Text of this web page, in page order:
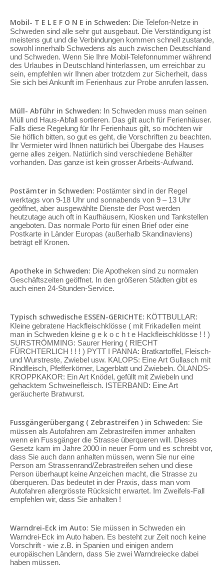
Mobil- T E L E F O N E in Schweden: Die Telefon-Netze in
Schweden sind alle sehr gut ausgebaut. Die Verständigung ist
meistens gut und die Verbindungen kommen schnell zustande,
sowohl innerhalb Schwedens als auch zwischen Deutschland
und Schweden. Wenn Sie Ihre Mobil-Telefonnummer während
des Urlaubes in Deutschland hinterlassen, um erreichbar zu
sein, empfehlen wir Ihnen aber trotzdem zur Sicherheit, dass
Sie sich bei Ankunft im Ferienhaus zur Probe anrufen lassen.
Müll- Abführ in Schweden: In Schweden muss man seinen
Müll und Haus-Abfall sortieren. Das gilt auch für Ferienhäuser.
Falls diese Regelung für Ihr Ferienhaus gilt, so möchten wir
Sie höflich bitten, so gut es geht, die Vorschriften zu beachten.
Ihr Vermieter wird Ihnen natürlich bei Übergabe des Hauses
gerne alles zeigen. Natürlich sind verschiedene Behälter
vorhanden. Das ganze ist kein grosser Arbeits-Aufwand.
Postämter in Schweden: Postämter sind in der Regel
werktags von 9-18 Uhr und sonnabends von 9 – 13 Uhr
geöffnet, aber ausgewählte Dienste der Post werden
heutzutage auch oft in Kaufhäusern, Kiosken und Tankstellen
angeboten. Das normale Porto für einen Brief oder eine
Postkarte in Länder Europas (außerhalb Skandinaviens)
beträgt elf Kronen.
Apotheke in Schweden: Die Apotheken sind zu normalen
Geschäftszeiten geöffnet. In den größeren Städten gibt es
auch einen 24-Stunden-Service.
Typisch schwedische ESSEN-GERICHTE: KÖTTBULLAR:
Kleine gebratene Hackfleischklösse ( mit Frikadellen meint
man in Schweden kleine g e k o c h t e Hackfleischklösse ! ! )
SURSTRÖMMING: Saurer Hering ( RIECHT
FÜRCHTERLICH ! ! ! ) PYTT I PANNA: Bratkartoffel, Fleisch-
und Wurstreste, Zwiebel usw. KALOPS: Eine Art Gullasch mit
Rindfleisch, Pfefferkörner, Lagerblatt und Zwiebeln. ÖLANDS-
KROPPKAKOR: Ein Art Knödel, gefüllt mit Zwiebeln und
gehacktem Schweinefleisch. ISTERBAND: Eine Art
geräucherte Bratwurst.
Fussgängerübergang ( Zebrastreifen ) in Schweden: Sie
müssen als Autofahren am Zebrastreifen immer anhalten
wenn ein Fussgänger die Strasse überqueren will. Dieses
Gesetz kam im Jahre 2000 in neuer Form und es schreibt vor,
dass Sie auch dann anhalten müssen, wenn Sie nur eine
Person am Strassenrand/Zebrastreifen sehen und diese
Person überhaupt keine Anzeichen macht, die Strasse zu
überqueren. Das bedeutet in der Praxis, dass man vom
Autofahren allergrösste Rücksicht erwartet. Im Zweifels-Fall
empfehlen wir, dass Sie anhalten !
Warndrei-Eck im Auto: Sie müssen in Schweden ein
Warndrei-Eck im Auto haben. Es besteht zur Zeit noch keine
Vorschrift - wie z.B. in Spanien und einigen andern
europäischen Ländern, dass Sie zwei Warndreiecke dabei
haben müssen.